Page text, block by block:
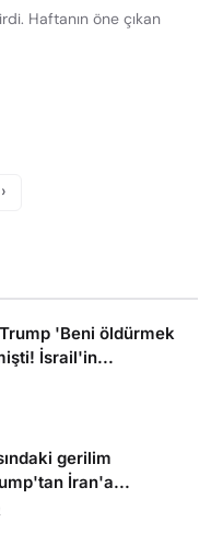
Haftanın öne çıkan
›
'Beni öldürmek
İsrail'in...
gerilim
İran'a...